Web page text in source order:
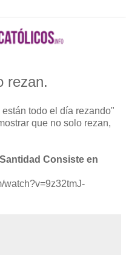
rezan.
todo el día rezando"
que no solo rezan,
Consiste en
watch?v=9z32tmJ-